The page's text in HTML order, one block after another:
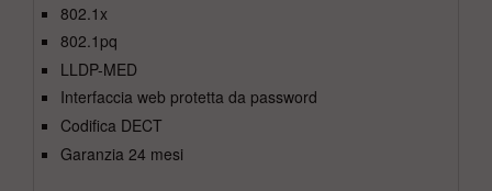
802.1x
802.1pq
LLDP-MED
Interfaccia web protetta da password
Codifica DECT
Garanzia 24 mesi